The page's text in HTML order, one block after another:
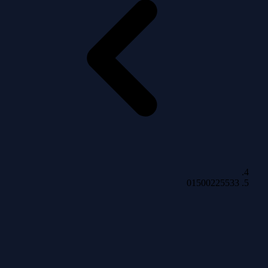
01500225533